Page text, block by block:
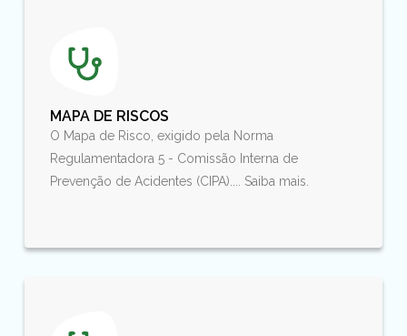
MAPA DE RISCOS
O Mapa de Risco, exigido pela Norma
Regulamentadora 5 - Comissão Interna de
Prevenção de Acidentes (CIPA).... Saiba mais.